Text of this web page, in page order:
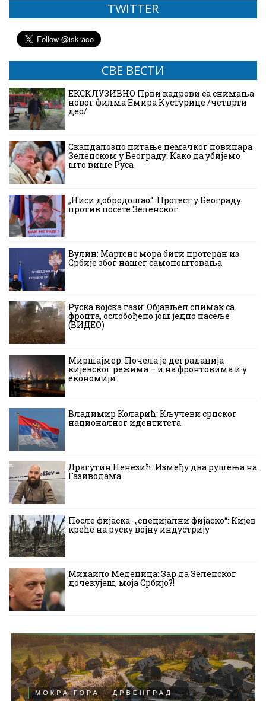
TWITTER
СВЕ ВЕСТИ
ЕКСКЛУЗИВНО Први кадрови са снимања
новог филма Емира Кустурице /четврти
део/
Скандалозно питање немачког новинара
Зеленском у Београду: Како да убијемо
што више Руса
„Ниси добродошао“: Протест у Београду
против посете Зеленског
Вулин: Мартенс мора бити протеран из
Србије због нашег самопоштовања
Руска војска гази: Објављен снимак са
фронта, ослобођено још једно насеље
(ВИДЕО)
Миршајмер: Почела је деградација
кијевског режима – и на фронтовима и у
економији
Владимир Коларић: Кључеви српског
националног идентитета
Драгутин Ненезић: Између два рушења на
Газиводама
После фијаска -„специјални фијаско“: Кијев
креће на руску војну индустрију
Михаило Меденица: Зар да Зеленског
дочекујеш, моја Србијо?!